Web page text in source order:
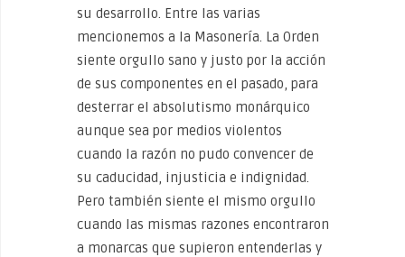
su desarrollo. Entre las varias
mencionemos a la Masonería. La Orden
siente orgullo sano y justo por la acción
de sus componentes en el pasado, para
desterrar el absolutismo monárquico
aunque sea por medios violentos
cuando la razón no pudo convencer de
su caducidad, injusticia e indignidad.
Pero también siente el mismo orgullo
cuando las mismas razones encontraron
a monarcas que supieron entenderlas y